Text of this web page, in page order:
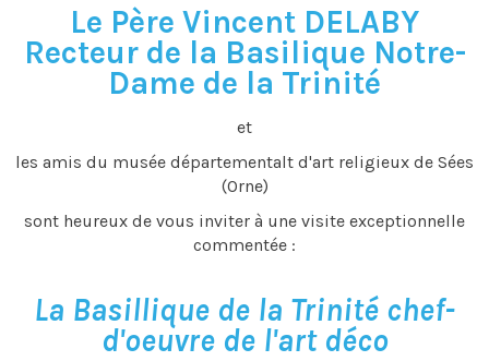
Le Père Vincent DELABY
Recteur de la Basilique Notre-
Dame de la Trinité
et
les amis du musée départementalt d'art religieux de Sées
(Orne)
sont heureux de vous inviter à une visite exceptionnelle
commentée :
La Basillique de la Trinité chef-
d'oeuvre de l'art déco